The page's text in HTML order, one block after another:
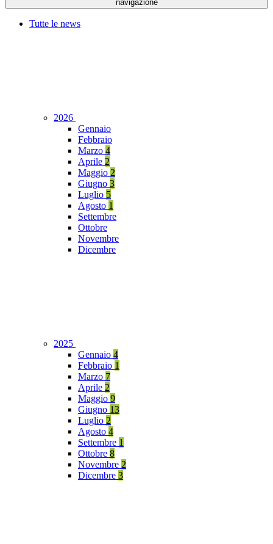
navigazione
Tutte le news
2026
Gennaio
Febbraio
Marzo 4
Aprile 2
Maggio 2
Giugno 3
Luglio 5
Agosto 1
Settembre
Ottobre
Novembre
Dicembre
2025
Gennaio 4
Febbraio 1
Marzo 7
Aprile 2
Maggio 9
Giugno 13
Luglio 2
Agosto 4
Settembre 1
Ottobre 8
Novembre 2
Dicembre 3